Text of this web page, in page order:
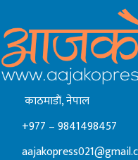
काठमाडाैं, नेपाल
+977 – 9841498457